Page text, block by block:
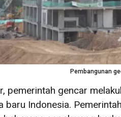
Pembangunan
pemerintah gencar
baru Indonesia.